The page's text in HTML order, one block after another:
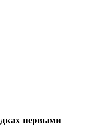
первыми